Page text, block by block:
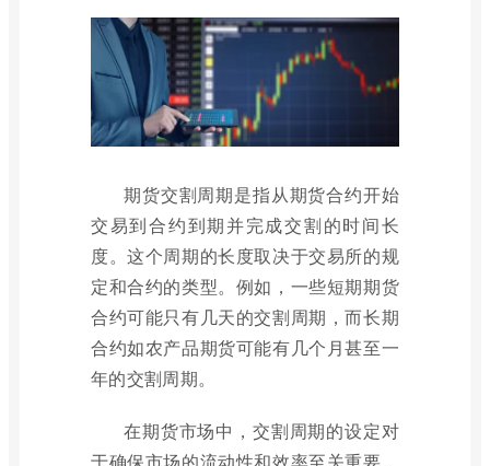
期货交割周期是指从期货合约开始
交易到合约到期并完成交割的时间长
度。这个周期的长度取决于交易所的规
定和合约的类型。例如，一些短期期货
合约可能只有几天的交割周期，而长期
合约如农产品期货可能有几个月甚至一
年的交割周期。
在期货市场中，交割周期的设定对
于确保市场的流动性和效率至关重要。